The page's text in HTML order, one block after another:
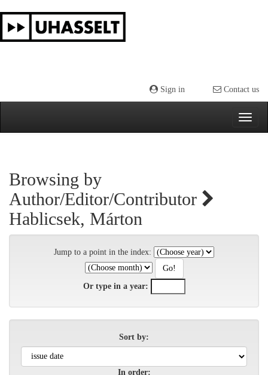
navigation
Sign in Contact us
Browsing by
Author/Editor/Contributor
Hablicsek, Márton
Jump to a point in the index:
Or type in a year:
Sort by:
In order: